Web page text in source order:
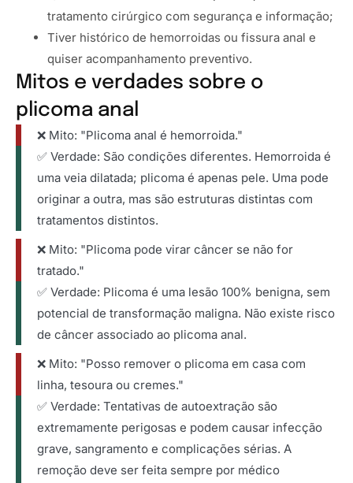
tratamento cirúrgico com segurança e informação;
Tiver histórico de hemorroidas ou fissura anal e
quiser acompanhamento preventivo.
Mitos e verdades sobre o
plicoma anal
❌ Mito: "Plicoma anal é hemorroida."
✅ Verdade: São condições diferentes. Hemorroida é
uma veia dilatada; plicoma é apenas pele. Uma pode
originar a outra, mas são estruturas distintas com
tratamentos distintos.
❌ Mito: "Plicoma pode virar câncer se não for
tratado."
✅ Verdade: Plicoma é uma lesão 100% benigna, sem
potencial de transformação maligna. Não existe risco
de câncer associado ao plicoma anal.
❌ Mito: "Posso remover o plicoma em casa com
linha, tesoura ou cremes."
✅ Verdade: Tentativas de autoextração são
extremamente perigosas e podem causar infecção
grave, sangramento e complicações sérias. A
remoção deve ser feita sempre por médico